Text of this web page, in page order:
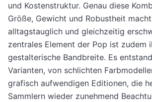
und Kostenstruktur. Genau diese
Größe, Gewicht und Robustheit
alltagstauglich und gleichzeitig
zentrales Element der Pop ist zudem
gestalterische Bandbreite. Es
Varianten, von schlichten
grafisch aufwendigen Editionen, die
Sammlern wieder zunehmend